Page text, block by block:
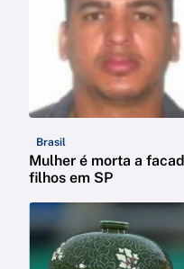
Brasil
Mulher é morta a
filhos em SP